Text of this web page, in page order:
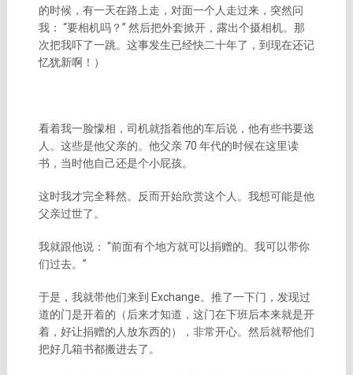
的时候，有一天在路上走，对面一个人走过来，突然问
我： “要相机吗？” 然后把外套掀开，露出个摄相机。那
次把我吓了一跳。这事发生已经快二十年了，到现在还记
忆犹新啊！）
看着我一脸懞相，司机就指着他的车后说，他有些书要送
人。这些是他父亲的。他父亲 70 年代的时候在这里读
书，当时他自己还是个小屁孩。
这时我才完全释然。反而开始欣赏这个人。我想可能是他
父亲过世了。
我就跟他说： “前面有个地方就可以捐赠的。我可以带你
们过去。”
于是，我就带他们来到 Exchange。推了一下门，发现过
道的门是开着的（后来才知道，这门在下班后本来就是开
着，好让捐赠的人放东西的），非常开心。然后就帮他们
把好几箱书都搬进去了。